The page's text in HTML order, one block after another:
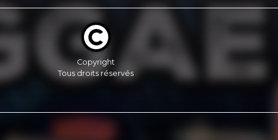
Copyright
Tous droits réservés